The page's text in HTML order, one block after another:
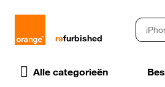
rɘfurbished
Alle categorieën